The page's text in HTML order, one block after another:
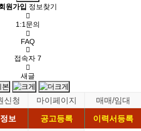
원가입 정보찾기
1:1문의
FAQ
접속자 7
새글
신청 마이페이지
매매/임대
보 공고등록
이력서등록